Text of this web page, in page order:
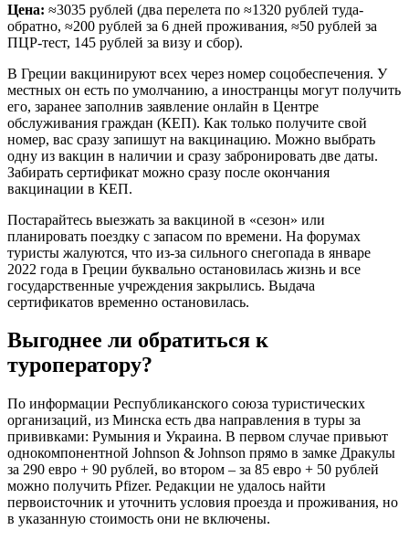
Цена: ≈3035 рублей (два перелета по ≈1320 рублей туда-
обратно, ≈200 рублей за 6 дней проживания, ≈50 рублей за
ПЦР-тест, 145 рублей за визу и сбор).
В Греции вакцинируют всех через номер соцобеспечения. У
местных он есть по умолчанию, а иностранцы могут получить
его, заранее заполнив заявление онлайн в Центре
обслуживания граждан (КЕП). Как только получите свой
номер, вас сразу запишут на вакцинацию. Можно выбрать
одну из вакцин в наличии и сразу забронировать две даты.
Забирать сертификат можно сразу после окончания
вакцинации в КЕП.
Постарайтесь выезжать за вакциной в «сезон» или
планировать поездку с запасом по времени. На форумах
туристы жалуются, что из-за сильного снегопада в январе
2022 года в Греции буквально остановилась жизнь и все
государственные учреждения закрылись. Выдача
сертификатов временно остановилась.
Выгоднее ли обратиться к
туроператору?
По информации Республиканского союза туристических
организаций, из Минска есть два направления в туры за
прививками: Румыния и Украина. В первом случае привьют
однокомпонентной Johnson & Johnson прямо в замке Дракулы
за 290 евро + 90 рублей, во втором – за 85 евро + 50 рублей
можно получить Pfizer. Редакции не удалось найти
первоисточник и уточнить условия проезда и проживания, но
в указанную стоимость они не включены.